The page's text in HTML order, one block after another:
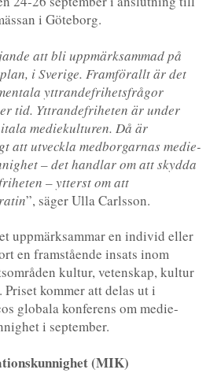
i Göteborg.
att bli uppmärksammad på
i Sverige. Framförallt är det
yttrandefrihetsfrågor
tid. Yttrandefriheten är under
mediekulturen. Då är
att utveckla medborgarnas medie-
– det handlar om att skydda
– ytterst om att
”, säger Ulla Carlsson.
uppmärksammar en individ eller
en framstående insats inom
kultur, vetenskap, kultur
kommer att delas ut i
globala konferens om medie-
i september.
(MIK)